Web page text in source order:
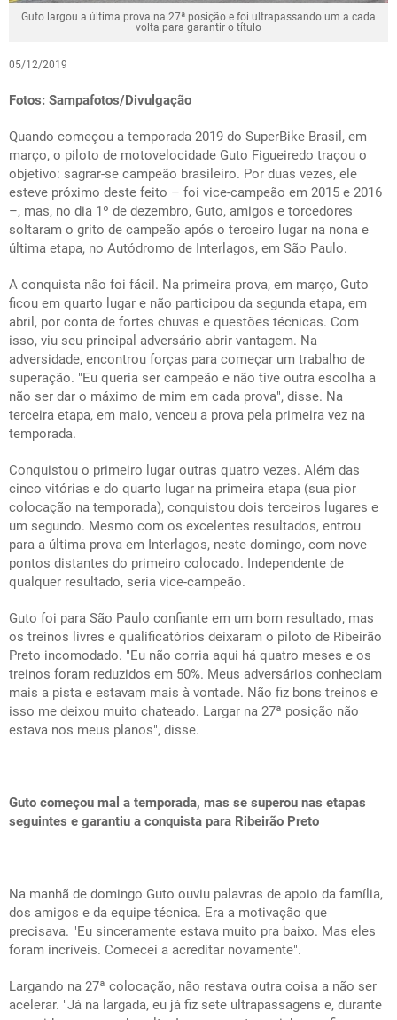
Guto largou a última prova na 27ª posição e foi ultrapassando um a cada
volta para garantir o título
05/12/2019
Fotos: Sampafotos/Divulgação
Quando começou a temporada 2019 do SuperBike Brasil, em
março, o piloto de motovelocidade Guto Figueiredo traçou o
objetivo: sagrar-se campeão brasileiro. Por duas vezes, ele
esteve próximo deste feito – foi vice-campeão em 2015 e 2016
–, mas, no dia 1º de dezembro, Guto, amigos e torcedores
soltaram o grito de campeão após o terceiro lugar na nona e
última etapa, no Autódromo de Interlagos, em São Paulo.
A conquista não foi fácil. Na primeira prova, em março, Guto
ficou em quarto lugar e não participou da segunda etapa, em
abril, por conta de fortes chuvas e questões técnicas. Com
isso, viu seu principal adversário abrir vantagem. Na
adversidade, encontrou forças para começar um trabalho de
superação. "Eu queria ser campeão e não tive outra escolha a
não ser dar o máximo de mim em cada prova", disse. Na
terceira etapa, em maio, venceu a prova pela primeira vez na
temporada.
Conquistou o primeiro lugar outras quatro vezes. Além das
cinco vitórias e do quarto lugar na primeira etapa (sua pior
colocação na temporada), conquistou dois terceiros lugares e
um segundo. Mesmo com os excelentes resultados, entrou
para a última prova em Interlagos, neste domingo, com nove
pontos distantes do primeiro colocado. Independente de
qualquer resultado, seria vice-campeão.
Guto foi para São Paulo confiante em um bom resultado, mas
os treinos livres e qualificatórios deixaram o piloto de Ribeirão
Preto incomodado. "Eu não corria aqui há quatro meses e os
treinos foram reduzidos em 50%. Meus adversários conheciam
mais a pista e estavam mais à vontade. Não fiz bons treinos e
isso me deixou muito chateado. Largar na 27ª posição não
estava nos meus planos", disse.
Guto começou mal a temporada, mas se superou nas etapas
seguintes e garantiu a conquista para Ribeirão Preto
Na manhã de domingo Guto ouviu palavras de apoio da família,
dos amigos e da equipe técnica. Era a motivação que
precisava. "Eu sinceramente estava muito pra baixo. Mas eles
foram incríveis. Comecei a acreditar novamente".
Largando na 27ª colocação, não restava outra coisa a não ser
acelerar. "Já na largada, eu já fiz sete ultrapassagens e, durante